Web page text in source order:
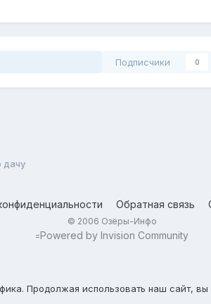
Подписчики 0
Обратная связь
© 2006 Озёры-Инфо
=Powered by Invision Community
Продолжая использовать наш сайт,